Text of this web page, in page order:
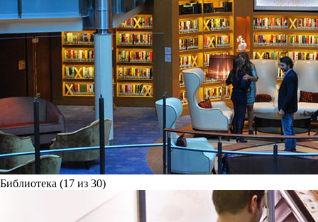
Библиотека (17 из 30)